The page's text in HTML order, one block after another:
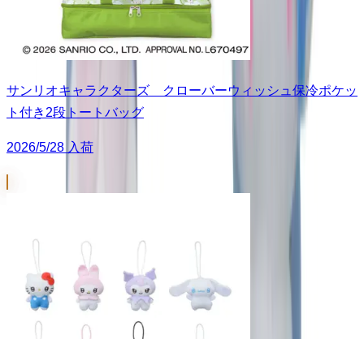
サンリオキャラクターズ クローバーウィッシュ保冷ポケッ
ト付き2段トートバッグ
2026/5/28 入荷